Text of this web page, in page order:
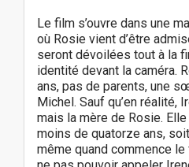
Le film s’ouvre dans une
où Rosie vient d’être
seront dévoilées tout à la
identité devant la caméra.
ans, pas de parents, une
Michel. Sauf qu’en réalité,
mais la mère de Rosie. Elle
moins de quatorze ans,
même quand commence